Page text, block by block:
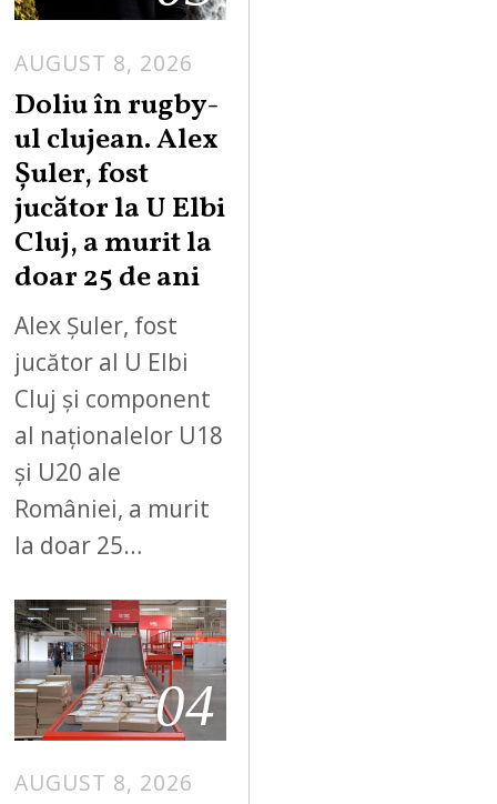
AUGUST 8, 2026
Doliu în rugby-
ul clujean. Alex
Șuler, fost
jucător la U Elbi
Cluj, a murit la
doar 25 de ani
Alex Șuler, fost
jucător al U Elbi
Cluj și component
al naționalelor U18
și U20 ale
României, a murit
la doar 25…
04
AUGUST 8, 2026